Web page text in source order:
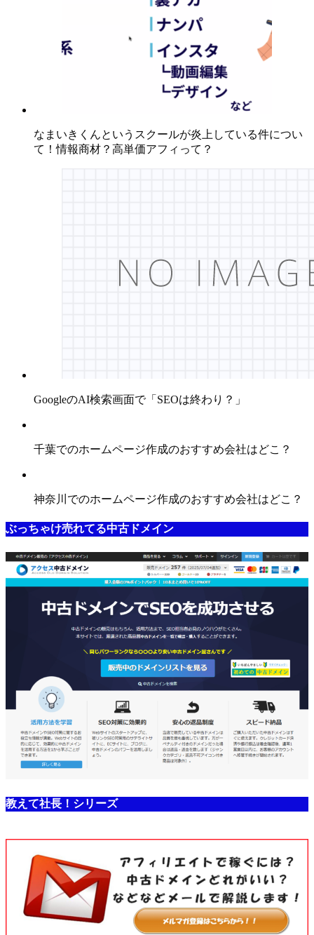
なまいきくんというスクールが炎上している件につい
て！情報商材？高単価アフィって？
GoogleのAI検索画面で「SEOは終わり？」
千葉でのホームページ作成のおすすめ会社はどこ？
神奈川でのホームページ作成のおすすめ会社はどこ？
ぶっちゃけ売れてる中古ドメイン
教えて社長！シリーズ